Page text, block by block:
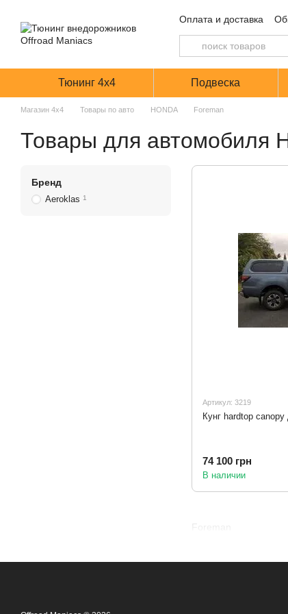
Оплата и доставка
Тюнинг 4х4 Подвеска
Магазин 4х4 Товары по авто HONDA Foreman
Товары для автомобиля
Foreman
Артикул: 3219
Кунг hardtop
74 100 грн
В наличии
Бренд
Aeroklas 1